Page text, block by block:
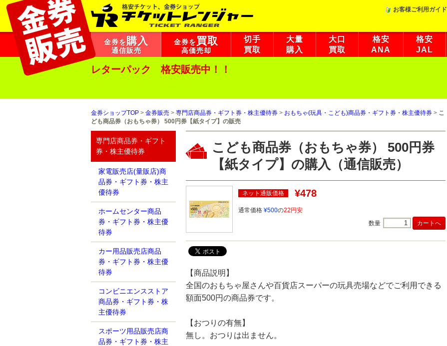
お客様ご利用ガイド
金券を購入
通信販売
金券を買取
高価売却
切手
買取
大量
購入
大口
買取
格安
ANA
格安
JAL
レターパック 格安販売中！！
金券ショップTOP > 金券販売 > 専門店商品券・ギフト券・株主優待券 > おもちゃ(玩具・こども)商品券・ギフト券・株主優待券 > こ
ども商品券（おもちゃ券） 500円券【紙タイプ】の販売
こども商品券（おもちゃ券） 500円券
【紙タイプ】の購入（通信販売）
ネット通販価格 ¥478
通常価格 ¥500の22円安
数量
【商品説明】
全国のおもちゃ屋さんや百貨店スーパーの玩具売場などでご利用できる
額面500円の商品券です。
【おつりの有無】
無し。おつりは出ません。
専門店商品券・ギフト
券・株主優待券
家電販売店(量販店)商
品券・ギフト券・株主
優待券
ホームセンター商品
券・ギフト券・株主優
待券
カー用品販売店商品
券・ギフト券・株主優
待券
コンビニエンスストア
商品券・ギフト券・株
主優待券
スポーツ用品販売店商
品券・ギフト券・株主